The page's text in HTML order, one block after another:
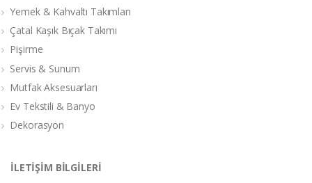
Yemek & Kahvaltı Takımları
Çatal Kaşık Bıçak Takımı
Pişirme
Servis & Sunum
Mutfak Aksesuarları
Ev Tekstili & Banyo
Dekorasyon
İLETİŞİM BİLGİLERİ